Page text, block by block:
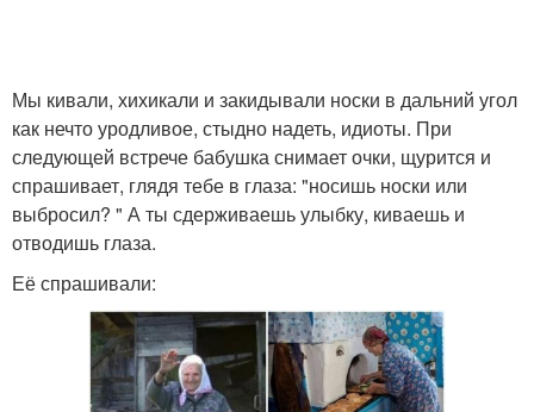
Мы кивали, хихикали и закидывали носки в дальний угол
как нечто уродливое, стыдно надеть, идиоты. При
следующей встрече бабушка снимает очки, щурится и
спрашивает, глядя тебе в глаза: "носишь носки или
выбросил? " А ты сдерживаешь улыбку, киваешь и
отводишь глаза.
Её спрашивали: